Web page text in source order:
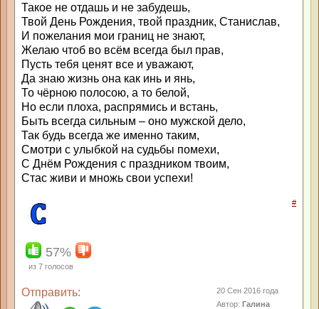
Такое не отдашь и не забудешь,
Твой День Рождения, твой праздник, Станислав,
И пожелания мои границ не знают,
Желаю чтоб во всём всегда был прав,
Пусть тебя ценят все и уважают,
Да знаю жизнь она как инь и янь,
То чёрною полосою, а то белой,
Но если плоха, распрямись и встань,
Быть всегда сильным – оно мужской дело,
Так будь всегда же именно таким,
Смотри с улыбкой на судьбы помехи,
С Днём Рождения с праздником твоим,
Стас живи и множь свои успехи!
#
57%
из 7 голосов
Отправить:
20 Сен 2016 года
Автор:Галина